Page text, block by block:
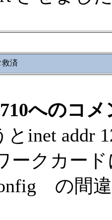
救済
へのコメ
inet addr
ークカー
の間違